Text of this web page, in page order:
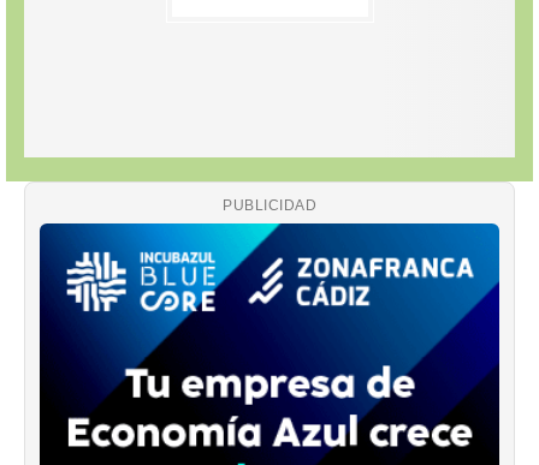
PUBLICIDAD